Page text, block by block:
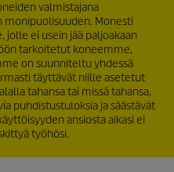
valmistajana
Monesti
ei usein jää paljoakaan
tarkoitetut koneemme,
on suunniteltu yhdessä
täyttävät niille asetetut
tahansa tai missä tahansa,
puhdistustuloksia ja säästävät
ansiosta aikasi ei
työhösi.